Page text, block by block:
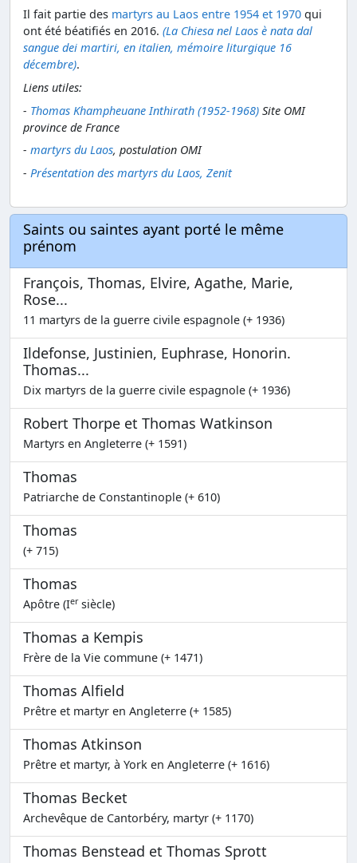
Il fait partie des martyrs au Laos entre 1954 et 1970 qui
ont été béatifiés en 2016. (La Chiesa nel Laos è nata dal
sangue dei martiri, en italien, mémoire liturgique 16
décembre).
Liens utiles:
- Thomas Khampheuane Inthirath (1952-1968) Site OMI
province de France
- martyrs du Laos, postulation OMI
- Présentation des martyrs du Laos, Zenit
Saints ou saintes ayant porté le même
prénom
François, Thomas, Elvire, Agathe, Marie,
Rose...
11 martyrs de la guerre civile espagnole (+ 1936)
Ildefonse, Justinien, Euphrase, Honorin.
Thomas...
Dix martyrs de la guerre civile espagnole (+ 1936)
Robert Thorpe et Thomas Watkinson
Martyrs en Angleterre (+ 1591)
Thomas
Patriarche de Constantinople (+ 610)
Thomas
(+ 715)
Thomas
Apôtre (Iersiècle)
Thomas a Kempis
Frère de la Vie commune (+ 1471)
Thomas Alfield
Prêtre et martyr en Angleterre (+ 1585)
Thomas Atkinson
Prêtre et martyr, à York en Angleterre (+ 1616)
Thomas Becket
Archevêque de Cantorbéry, martyr (+ 1170)
Thomas Benstead et Thomas Sprott